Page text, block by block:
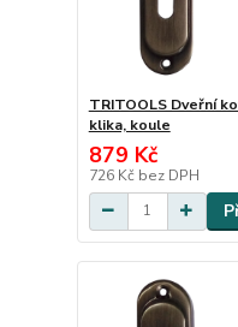
TRITOOLS Dveřní
klika, koule
879 Kč
726 Kč bez DPH